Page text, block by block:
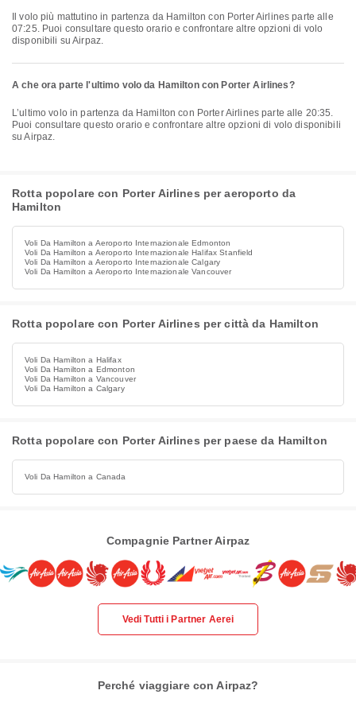
07:25. Puoi consultare questo orario e confrontare altre opzioni di volo
disponibili su Airpaz.
A che ora parte l'ultimo volo da Hamilton con Porter Airlines?
L’ultimo volo in partenza da Hamilton con Porter Airlines parte alle 20:35.
Puoi consultare questo orario e confrontare altre opzioni di volo disponibili
su Airpaz.
Rotta popolare con Porter Airlines per aeroporto da
Hamilton
Voli Da Hamilton a Aeroporto Internazionale Edmonton
Voli Da Hamilton a Aeroporto Internazionale Halifax Stanfield
Voli Da Hamilton a Aeroporto Internazionale Calgary
Voli Da Hamilton a Aeroporto Internazionale Vancouver
Rotta popolare con Porter Airlines per città da Hamilton
Voli Da Hamilton a Halifax
Voli Da Hamilton a Edmonton
Voli Da Hamilton a Vancouver
Voli Da Hamilton a Calgary
Rotta popolare con Porter Airlines per paese da Hamilton
Voli Da Hamilton a Canada
Compagnie Partner Airpaz
Vedi Tutti i Partner Aerei
Perché viaggiare con Airpaz?